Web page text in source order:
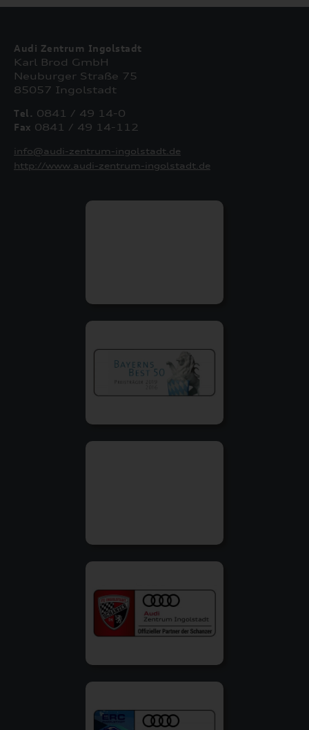
Audi Zentrum Ingolstadt
Karl Brod GmbH
Neuburger Straße 75
85057 Ingolstadt
Tel. 0841 / 49 14-0
Fax 0841 / 49 14-112
info@audi-zentrum-ingolstadt.de
http://www.audi-zentrum-ingolstadt.de